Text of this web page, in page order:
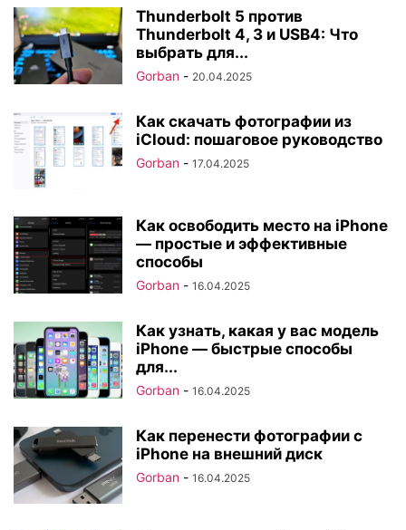
Thunderbolt 5 против
Thunderbolt 4, 3 и USB4: Что
выбрать для...
Gorban - 20.04.2025
Как скачать фотографии из
iCloud: пошаговое руководство
Gorban - 17.04.2025
Как освободить место на iPhone
— простые и эффективные
способы
Gorban - 16.04.2025
Как узнать, какая у вас модель
iPhone — быстрые способы
для...
Gorban - 16.04.2025
Как перенести фотографии с
iPhone на внешний диск
Gorban - 16.04.2025